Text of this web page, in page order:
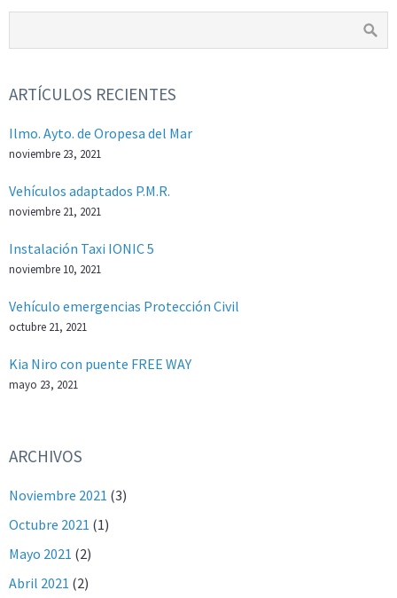
ARTÍCULOS RECIENTES
Ilmo. Ayto. de Oropesa del Mar
noviembre 23, 2021
Vehículos adaptados P.M.R.
noviembre 21, 2021
Instalación Taxi IONIC 5
noviembre 10, 2021
Vehículo emergencias Protección Civil
octubre 21, 2021
Kia Niro con puente FREE WAY
mayo 23, 2021
ARCHIVOS
Noviembre 2021 (3)
Octubre 2021 (1)
Mayo 2021 (2)
Abril 2021 (2)